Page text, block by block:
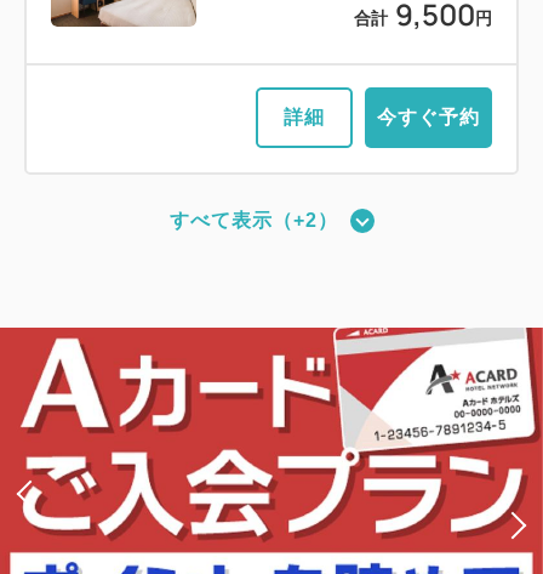
合計 9,500 円
詳細 今すぐ予約
大人 1
室
税・手数料込
合計 10,040円
1~2名
セミダブルサイズ / 幅100-120cm×2
Wi-Fiあり（無料）
すべて表示（+2）